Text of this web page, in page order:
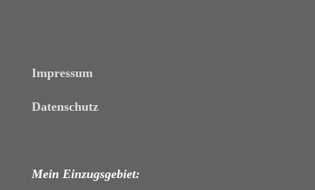
Impressum
Datenschutz
Mein Einzugsgebiet: